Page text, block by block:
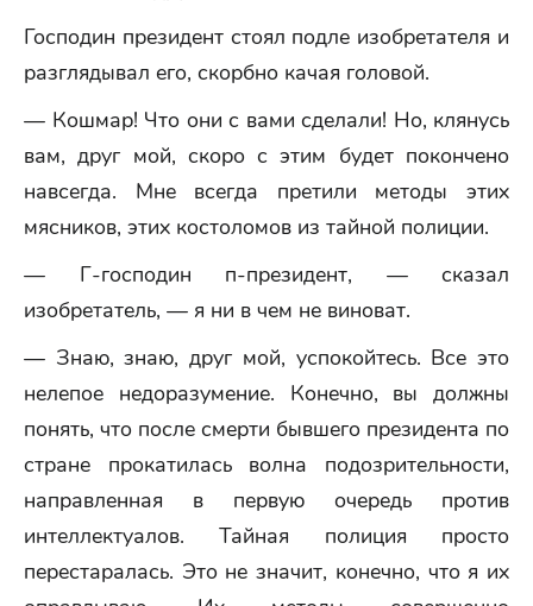
Господин президент стоял подле изобретателя и
разглядывал его, скорбно качая головой.
— Кошмар! Что они с вами сделали! Но, клянусь
вам, друг мой, скоро с этим будет покончено
навсегда. Мне всегда претили методы этих
мясников, этих костоломов из тайной полиции.
— Г-господин п-президент, — сказал
изобретатель, — я ни в чем не виноват.
— Знаю, знаю, друг мой, успокойтесь. Все это
нелепое недоразумение. Конечно, вы должны
понять, что после смерти бывшего президента по
стране прокатилась волна подозрительности,
направленная в первую очередь против
интеллектуалов. Тайная полиция просто
перестаралась. Это не значит, конечно, что я их